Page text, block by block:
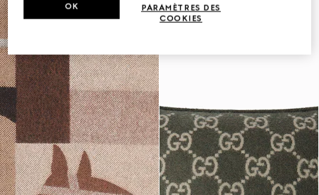
PARAMÈTRES DES
COOKIES
OK